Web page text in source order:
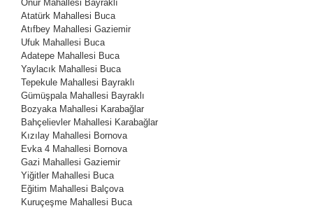
Onur Mahallesi Bayraklı
Atatürk Mahallesi Buca
Atıfbey Mahallesi Gaziemir
Ufuk Mahallesi Buca
Adatepe Mahallesi Buca
Yaylacık Mahallesi Buca
Tepekule Mahallesi Bayraklı
Gümüşpala Mahallesi Bayraklı
Bozyaka Mahallesi Karabağlar
Bahçelievler Mahallesi Karabağlar
Kızılay Mahallesi Bornova
Evka 4 Mahallesi Bornova
Gazi Mahallesi Gaziemir
Yiğitler Mahallesi Buca
Eğitim Mahallesi Balçova
Kuruçeşme Mahallesi Buca